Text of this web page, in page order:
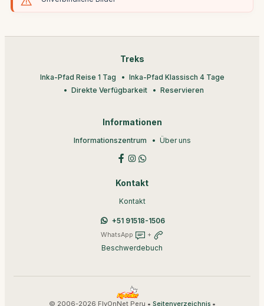
Treks
Inka-Pfad Reise 1 Tag
Inka-Pfad Klassisch 4 Tage
Direkte Verfügbarkeit
Reservieren
Informationen
Informationszentrum Über uns
Kontakt
Kontakt
+51 91518-1506
WhatsApp +
Beschwerdebuch
© 2006-2026 FlyOnNet Peru • Seitenverzeichnis•